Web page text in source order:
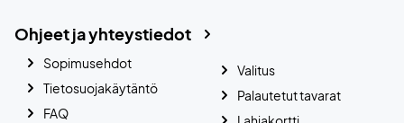
Ohjeet ja yhteystiedot
Sopimusehdot
Tietosuojakäytäntö
FAQ
Valitus
Palautetut tavarat